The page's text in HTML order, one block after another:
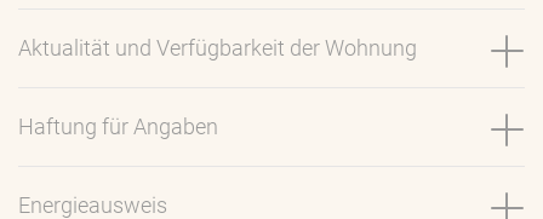
Aktualität und Verfügbarkeit der Wohnung
Haftung für Angaben
Energieausweis